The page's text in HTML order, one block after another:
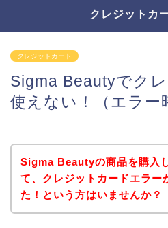
クレジットカ
クレジットカード
Sigma Beautyでク
使えない！（エラー
Sigma Beautyの商品を購入
て、クレジットカードエラー
た！という方はいませんか？